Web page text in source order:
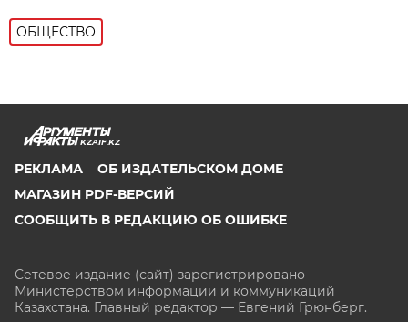
ОБЩЕСТВО
KZAIF.KZ
РЕКЛАМА
ОБ ИЗДАТЕЛЬСКОМ ДОМЕ
МАГАЗИН PDF-ВЕРСИЙ
СООБЩИТЬ В РЕДАКЦИЮ ОБ ОШИБКЕ
Сетевое издание (сайт) зарегистрировано
Министерством информации и коммуникаций
Казахстана. Главный редактор — Евгений Грюнберг.